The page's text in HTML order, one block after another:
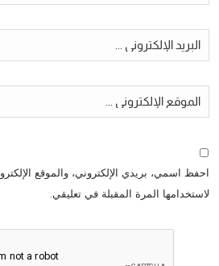
احفظ اسمي، بريدي الإلكتروني، والموقع
لاستخدامها المرة المقبلة في تعليقي.